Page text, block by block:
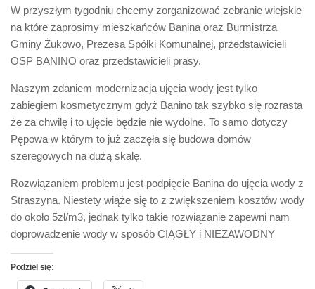
W przyszłym tygodniu chcemy zorganizować zebranie wiejskie
na które zaprosimy mieszkańców Banina oraz Burmistrza
Gminy Żukowo, Prezesa Spółki Komunalnej, przedstawicieli
OSP BANINO oraz przedstawicieli prasy.
Naszym zdaniem modernizacja ujęcia wody jest tylko
zabiegiem kosmetycznym gdyż Banino tak szybko się rozrasta
że za chwilę i to ujęcie będzie nie wydolne. To samo dotyczy
Pępowa w którym to już zaczęła się budowa domów
szeregowych na dużą skalę.
Rozwiązaniem problemu jest podpięcie Banina do ujęcia wody z
Straszyna. Niestety wiąże się to z zwiększeniem kosztów wody
do około 5zł/m3, jednak tylko takie rozwiązanie zapewni nam
doprowadzenie wody w sposób CIĄGŁY i NIEZAWODNY
Podziel się: